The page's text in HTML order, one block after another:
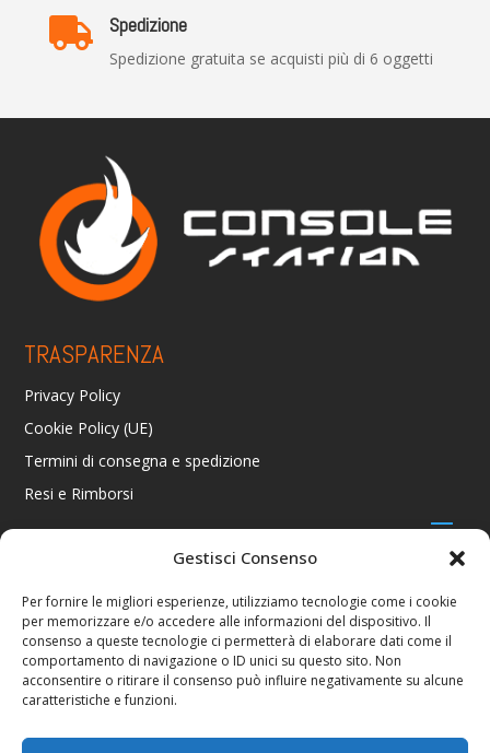
Gestisci Consenso
Per fornire le migliori esperienze, utilizziamo tecnologie come i cookie
per memorizzare e/o accedere alle informazioni del dispositivo. Il
consenso a queste tecnologie ci permetterà di elaborare dati come il
comportamento di navigazione o ID unici su questo sito. Non
acconsentire o ritirare il consenso può influire negativamente su alcune
caratteristiche e funzioni.
 Spedizione
Spedizione gratuita se acquisti più di 6 oggetti
TRASPARENZA
Privacy Policy
Cookie Policy (UE)
Termini di consegna e spedizione
Resi e Rimborsi
CONTATTI
Via R. Giuliani 70/c Rosso, 50141 Firenze FI
+39 055 4289002 / +39 392 2343100
info@consolestation.it
P.Iva 04990180483